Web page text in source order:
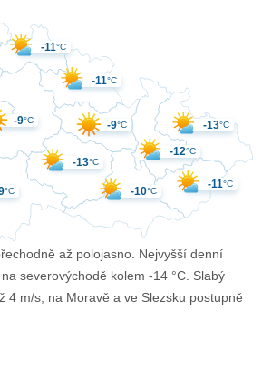
°C -10°C
-11°C
-11°C
-13°C
-12°C
-9°C
-9°C
-13°C
-11°C
až polojasno. Nejvyšší denní
severovýchodě kolem -14 °C. Slabý
4 m/s, na Moravě a ve Slezsku postupně